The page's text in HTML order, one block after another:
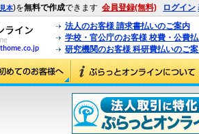
見本)を無料で作成できます 会員登録(無料) ログイン
法人のお客様 請求書払いのご案内
学校・官公庁のお客様 校費・公費
研究機関のお客様 科研費払いのご